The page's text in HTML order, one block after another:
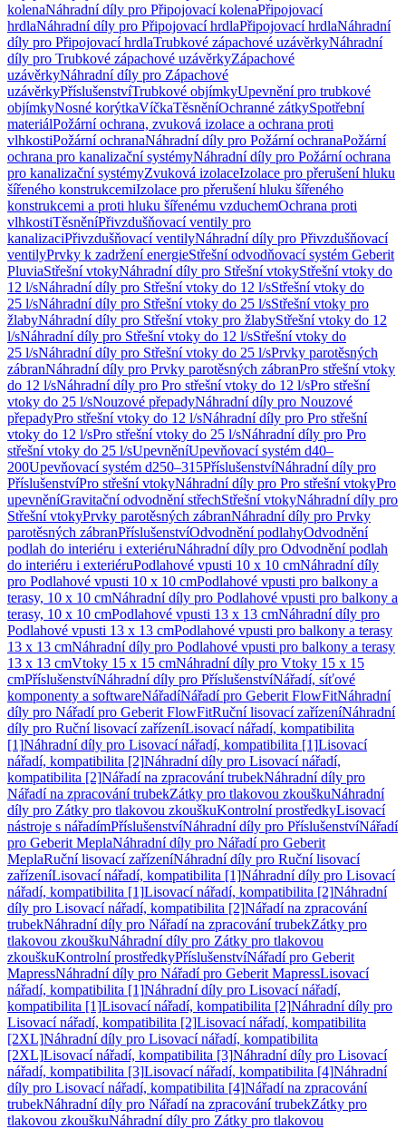
kolenaNáhradní díly pro Připojovací kolenaPřipojovací
hrdlaNáhradní díly pro Připojovací hrdlaPřipojovací hrdlaNáhradní
díly pro Připojovací hrdlaTrubkové zápachové uzávěrkyNáhradní
díly pro Trubkové zápachové uzávěrkyZápachové
uzávěrkyNáhradní díly pro Zápachové
uzávěrkyPříslušenstvíTrubkové objímkyUpevnění pro trubkové
objímkyNosné korýtkaVíčkaTěsněníOchranné zátkySpotřební
materiálPožární ochrana, zvuková izolace a ochrana proti
vlhkostiPožární ochranaNáhradní díly pro Požární ochranaPožární
ochrana pro kanalizační systémyNáhradní díly pro Požární ochrana
pro kanalizační systémyZvuková izolaceIzolace pro přerušení hluku
šířeného konstrukcemiIzolace pro přerušení hluku šířeného
konstrukcemi a proti hluku šířenému vzduchemOchrana proti
vlhkostiTěsněníPřivzdušňovací ventily pro
kanalizaciPřivzdušňovací ventilyNáhradní díly pro Přivzdušňovací
ventilyPrvky k zadržení energieStřešní odvodňovací systém Geberit
PluviaStřešní vtokyNáhradní díly pro Střešní vtokyStřešní vtoky do
12 l/sNáhradní díly pro Střešní vtoky do 12 l/sStřešní vtoky do
25 l/sNáhradní díly pro Střešní vtoky do 25 l/sStřešní vtoky pro
žlabyNáhradní díly pro Střešní vtoky pro žlabyStřešní vtoky do 12
l/sNáhradní díly pro Střešní vtoky do 12 l/sStřešní vtoky do
25 l/sNáhradní díly pro Střešní vtoky do 25 l/sPrvky parotěsných
zábranNáhradní díly pro Prvky parotěsných zábranPro střešní vtoky
do 12 l/sNáhradní díly pro Pro střešní vtoky do 12 l/sPro střešní
vtoky do 25 l/sNouzové přepadyNáhradní díly pro Nouzové
přepadyPro střešní vtoky do 12 l/sNáhradní díly pro Pro střešní
vtoky do 12 l/sPro střešní vtoky do 25 l/sNáhradní díly pro Pro
střešní vtoky do 25 l/sUpevněníUpevňovací systém d40–
200Upevňovací systém d250–315PříslušenstvíNáhradní díly pro
PříslušenstvíPro střešní vtokyNáhradní díly pro Pro střešní vtokyPro
upevněníGravitační odvodnění střechStřešní vtokyNáhradní díly pro
Střešní vtokyPrvky parotěsných zábranNáhradní díly pro Prvky
parotěsných zábranPříslušenstvíOdvodnění podlahyOdvodnění
podlah do interiéru i exteriéruNáhradní díly pro Odvodnění podlah
do interiéru i exteriéruPodlahové vpusti 10 x 10 cmNáhradní díly
pro Podlahové vpusti 10 x 10 cmPodlahové vpusti pro balkony a
terasy, 10 x 10 cmNáhradní díly pro Podlahové vpusti pro balkony a
terasy, 10 x 10 cmPodlahové vpusti 13 x 13 cmNáhradní díly pro
Podlahové vpusti 13 x 13 cmPodlahové vpusti pro balkony a terasy
13 x 13 cmNáhradní díly pro Podlahové vpusti pro balkony a terasy
13 x 13 cmVtoky 15 x 15 cmNáhradní díly pro Vtoky 15 x 15
cmPříslušenstvíNáhradní díly pro PříslušenstvíNářadí, síťové
komponenty a softwareNářadíNářadí pro Geberit FlowFitNáhradní
díly pro Nářadí pro Geberit FlowFitRuční lisovací zařízeníNáhradní
díly pro Ruční lisovací zařízeníLisovací nářadí, kompatibilita
[1]Náhradní díly pro Lisovací nářadí, kompatibilita [1]Lisovací
nářadí, kompatibilita [2]Náhradní díly pro Lisovací nářadí,
kompatibilita [2]Nářadí na zpracování trubekNáhradní díly pro
Nářadí na zpracování trubekZátky pro tlakovou zkouškuNáhradní
díly pro Zátky pro tlakovou zkouškuKontrolní prostředkyLisovací
nástroje s nářadímPříslušenstvíNáhradní díly pro PříslušenstvíNářadí
pro Geberit MeplaNáhradní díly pro Nářadí pro Geberit
MeplaRuční lisovací zařízeníNáhradní díly pro Ruční lisovací
zařízeníLisovací nářadí, kompatibilita [1]Náhradní díly pro Lisovací
nářadí, kompatibilita [1]Lisovací nářadí, kompatibilita [2]Náhradní
díly pro Lisovací nářadí, kompatibilita [2]Nářadí na zpracování
trubekNáhradní díly pro Nářadí na zpracování trubekZátky pro
tlakovou zkouškuNáhradní díly pro Zátky pro tlakovou
zkouškuKontrolní prostředkyPříslušenstvíNářadí pro Geberit
MapressNáhradní díly pro Nářadí pro Geberit MapressLisovací
nářadí, kompatibilita [1]Náhradní díly pro Lisovací nářadí,
kompatibilita [1]Lisovací nářadí, kompatibilita [2]Náhradní díly pro
Lisovací nářadí, kompatibilita [2]Lisovací nářadí, kompatibilita
[2XL]Náhradní díly pro Lisovací nářadí, kompatibilita
[2XL]Lisovací nářadí, kompatibilita [3]Náhradní díly pro Lisovací
nářadí, kompatibilita [3]Lisovací nářadí, kompatibilita [4]Náhradní
díly pro Lisovací nářadí, kompatibilita [4]Nářadí na zpracování
trubekNáhradní díly pro Nářadí na zpracování trubekZátky pro
tlakovou zkouškuNáhradní díly pro Zátky pro tlakovou